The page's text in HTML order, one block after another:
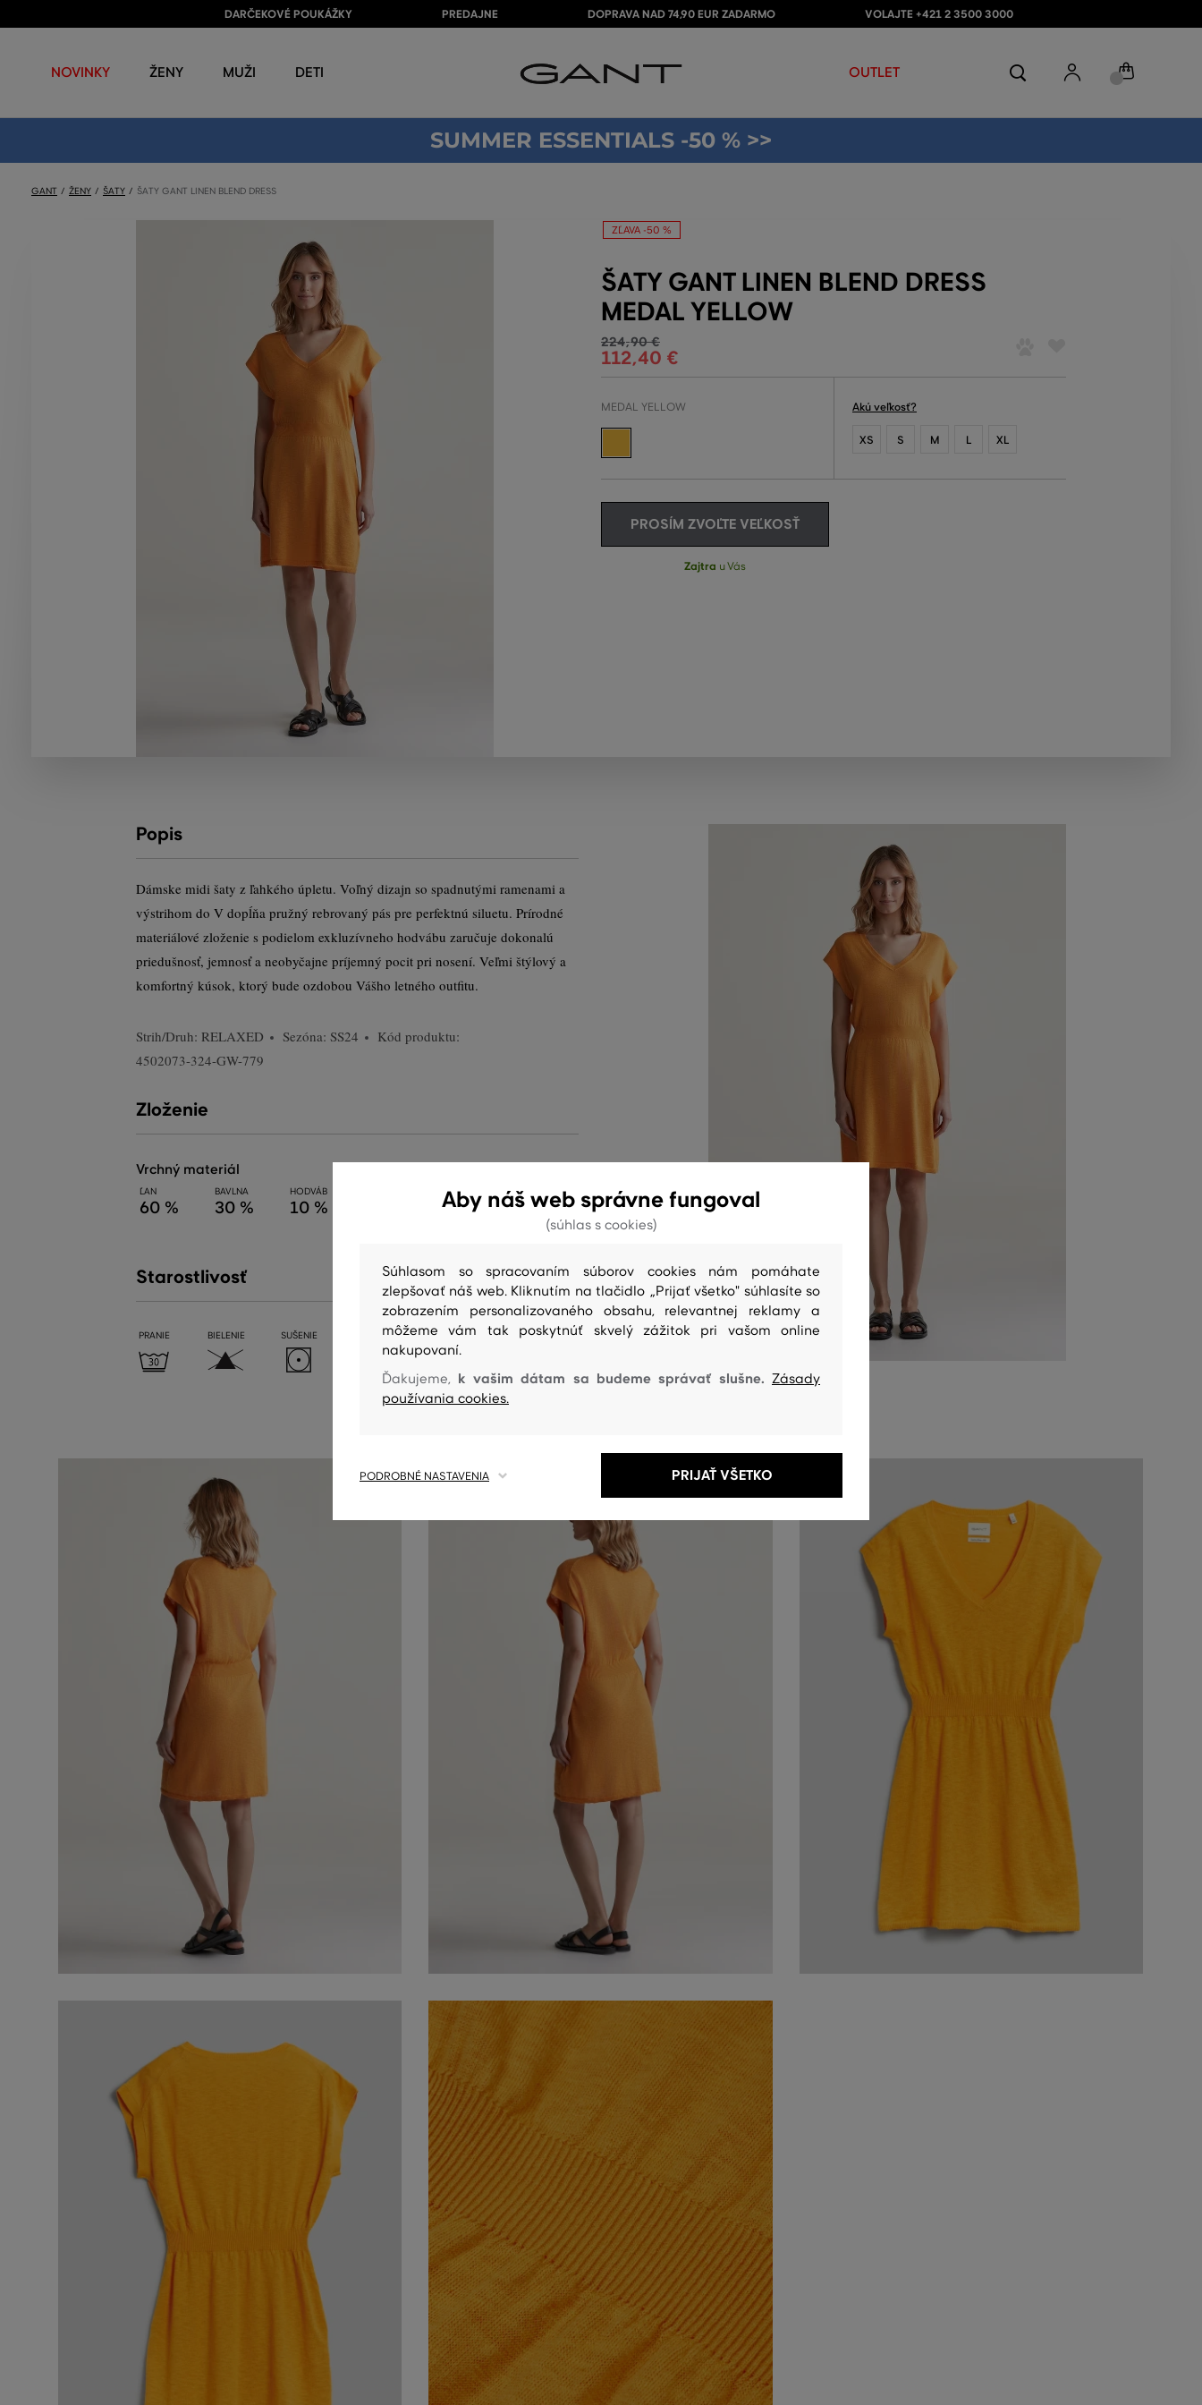
DARČEKOVÉ POUKÁŽKY PREDAJNE DOPRAVA NAD 74,90 EUR ZADARMO VOLAJTE +421 2 3500 3000
NOVINKY ŽENY MUŽI DETI OUTLET
SUMMER ESSENTIALS -50 % >>
GANT ŽENY ŠATY ŠATY GANT LINEN BLEND DRESS
ZĽAVA -50 %
ŠATY GANT LINEN BLEND DRESS
MEDAL YELLOW
224,90 €
112,40 €
MEDAL YELLOW Akú veľkosť?
XS S M L XL
PROSÍM ZVOĽTE VEĽKOSŤ
Zajtra u Vás
Popis
Dámske midi šaty z ľahkého úpletu. Voľný dizajn so spadnutými ramenami a
výstrihom do V dopĺňa pružný rebrovaný pás pre perfektnú siluetu. Prírodné
materiálové zloženie s podielom exkluzívneho hodvábu zaručuje dokonalú
priedušnosť, jemnosť a neobyčajne príjemný pocit pri nosení. Veľmi štýlový a
komfortný kúsok, ktorý bude ozdobou Vášho letného outfitu.
Strih/Druh: RELAXED Sezóna: SS24
Kód produktu:
4502073-324-GW-779
Zloženie
vrchný materiál
ĽAN
60 %
BAVLNA
30 %
HODVÁB
10 %
Starostlivosť
PRANIE BIELENIE SUŠENIE ŽEHLENIE ČISTENIE
Aby náš web správne fungoval
(súhlas s cookies)
Súhlasom so spracovaním súborov cookies nám pomáhate
zlepšovať náš web. Kliknutím na tlačidlo „Prijať všetko" súhlasíte so
zobrazením personalizovaného obsahu, relevantnej reklamy a
môžeme vám tak poskytnúť skvelý zážitok pri vašom online
nakupovaní.
Ďakujeme, k vašim dátam sa budeme správať slušne. Zásady
používania cookies.
PODROBNÉ NASTAVENIA PRIJAŤ VŠETKO